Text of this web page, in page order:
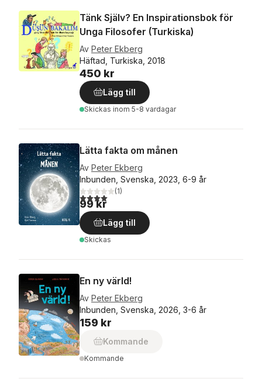
Tänk Själv? En Inspirationsbok för
Unga Filosofer (Turkiska)
Av Peter Ekberg
Häftad, Turkiska, 2018
450 kr
Lägg till
Skickas inom 5-8 vardagar
Lätta fakta om månen
Av Peter Ekberg
Inbunden, Svenska, 2023, 6-9 år
4,0utav 5 stjärnor. Totalt antal röster:
(1)
99 kr
Lägg till
Skickas
En ny värld!
Av Peter Ekberg
Inbunden, Svenska, 2026, 3-6 år
159 kr
Kommande
Kommande